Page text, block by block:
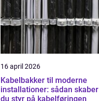
16 april 2026
Kabelbakker til moderne
installationer: sådan skaber
du styr på kabelføringen